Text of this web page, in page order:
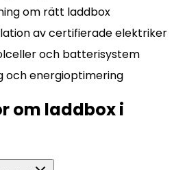
om rätt laddbox
av certifierade elektriker
och batterisystem
och energioptimering
om laddbox i